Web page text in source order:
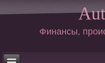
Финансы,